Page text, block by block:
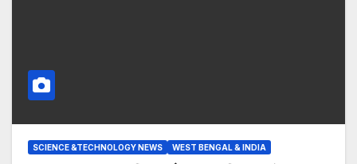
SCIENCE &TECHNOLOGY NEWS WEST BENGAL & INDIA